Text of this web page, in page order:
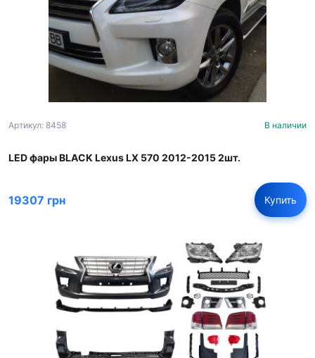
Артикул: 8458 В наличии
LED фары BLACK Lexus LX 570 2012-2015 2шт.
19307 грн Купить